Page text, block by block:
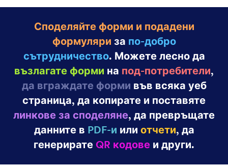
Имейл известия
Получавайте известия незабавно за формовата
активност, за да можете да отговаряте на
подадени формуляри без забавяне. Създавайте
разширени онлайн форми с Jotform и